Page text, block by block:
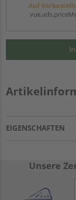
Auf
EIGENSCHAFTEN
Unsere